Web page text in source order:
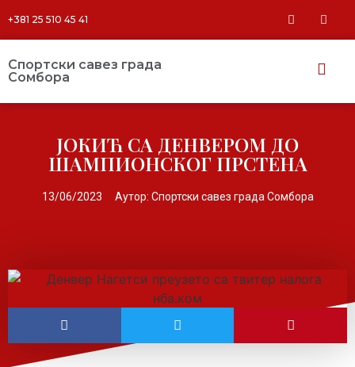
+381 25 510 45 41
Спортски савез града
Сомбора​
ЈОКИЋ СА ДЕНВЕРОМ ДО
ШАМПИОНСКОГ ПРСТЕНА
13/06/2023 Аутор: Спортски савез града Сомбора